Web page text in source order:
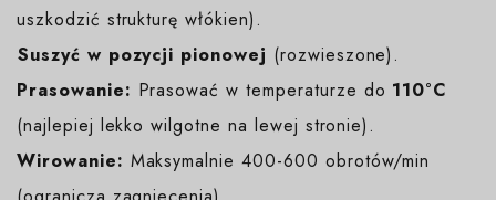
uszkodzić strukturę włókien).
️Suszyć w pozycji pionowej (rozwieszone).
Prasowanie: Prasować w temperaturze do 110°C
(najlepiej lekko wilgotne na lewej stronie).
Wirowanie: Maksymalnie 400-600 obrotów/min